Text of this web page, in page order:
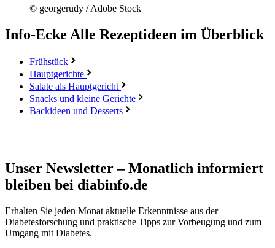
© georgerudy / Adobe Stock
Info-Ecke Alle Rezeptideen im Überblick
Frühstück
Hauptgerichte
Salate als Hauptgericht
Snacks und kleine Gerichte
Backideen und Desserts
Unser Newsletter – Monatlich informiert
bleiben bei diabinfo.de
Erhalten Sie jeden Monat aktuelle Erkenntnisse aus der
Diabetesforschung und praktische Tipps zur Vorbeugung und zum
Umgang mit Diabetes.